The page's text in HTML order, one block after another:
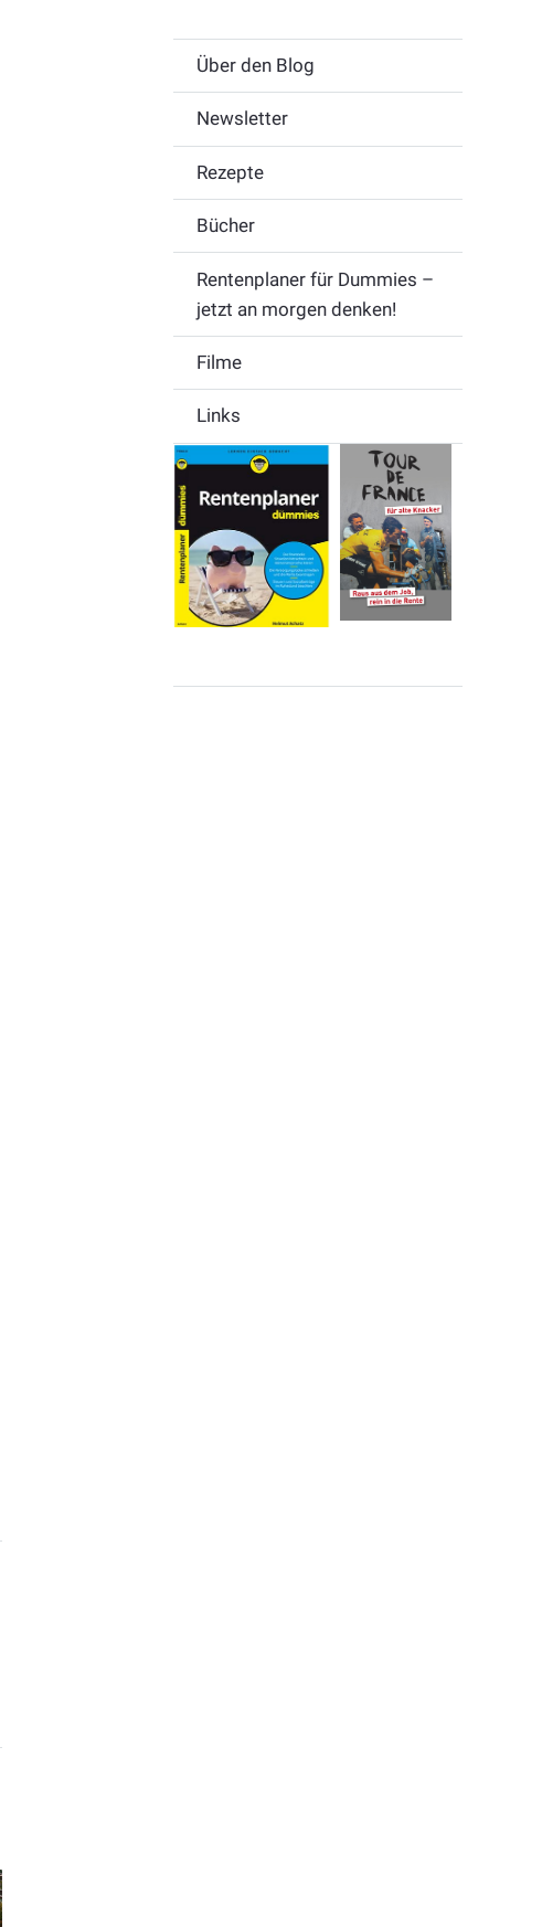
Über den Blog
Newsletter
Rezepte
Bücher
Rentenplaner für Dummies –
jetzt an morgen denken!
Filme
Links